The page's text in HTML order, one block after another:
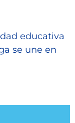
educativa
se une en